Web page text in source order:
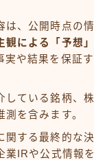
は、公開時点の
観による「予想」
実や結果を保証
している銘柄、
測を含みます。
関する最終的な
業IRや公式情報